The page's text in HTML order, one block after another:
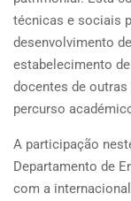
técnicas e sociais
desenvolvimento
estabelecimento
docentes de
percurso
A participação
Departamento de
com a